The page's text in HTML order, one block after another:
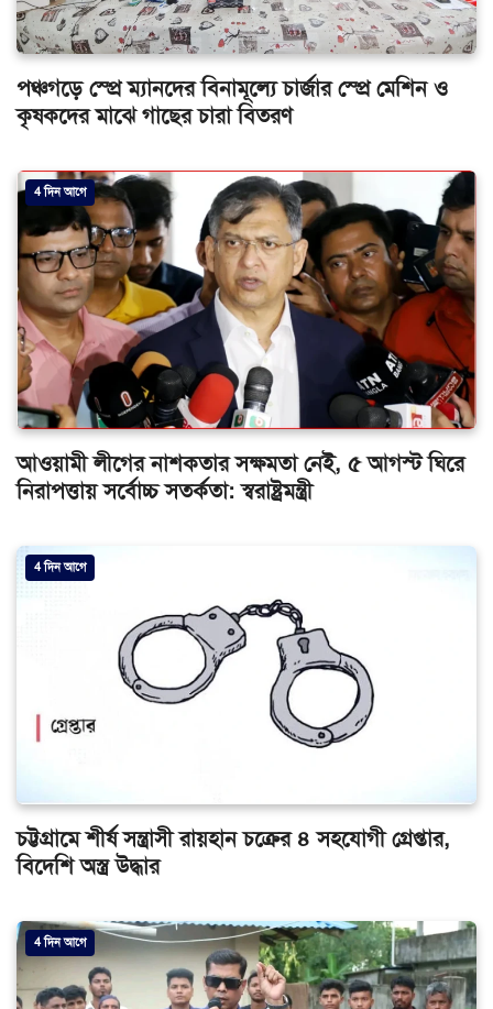
পঞ্চগড়ে স্প্রে ম্যানদের বিনামূল্যে চার্জার স্প্রে মেশিন ও
কৃষকদের মাঝে গাছের চারা বিতরণ
4 দিন আগে
আওয়ামী লীগের নাশকতার সক্ষমতা নেই, ৫ আগস্ট ঘিরে
নিরাপত্তায় সর্বোচ্চ সতর্কতা: স্বরাষ্ট্রমন্ত্রী
4 দিন আগে
চট্টগ্রামে শীর্ষ সন্ত্রাসী রায়হান চক্রের ৪ সহযোগী গ্রেপ্তার,
বিদেশি অস্ত্র উদ্ধার
4 দিন আগে